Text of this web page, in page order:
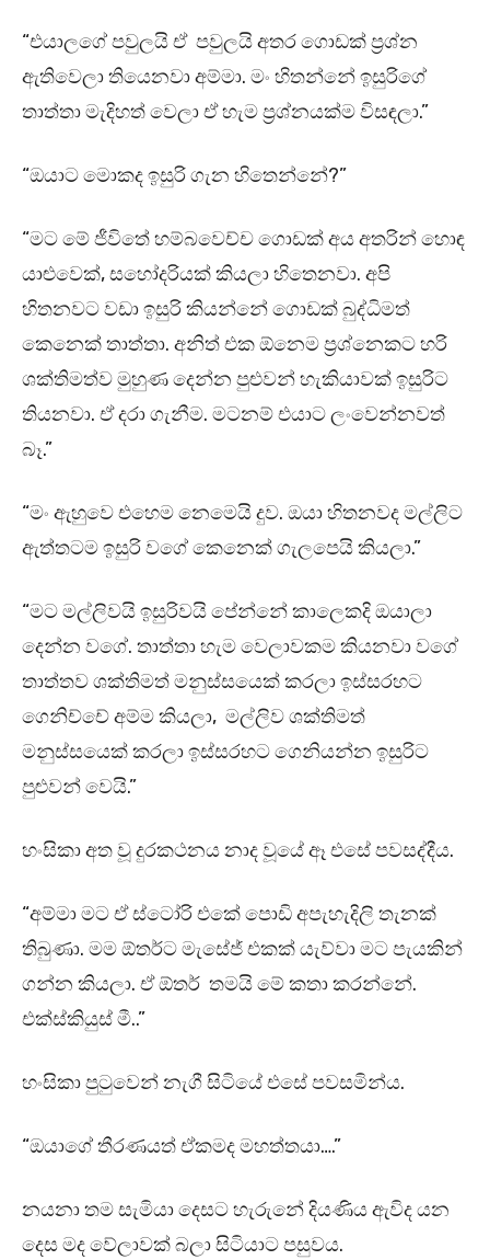
“එයාලගේ පවුලයි ඒ පවුලයි අතර ගොඩක් ප්‍රශ්න
ඇතිවෙලා තියෙනවා අම්මා. මං හිතන්නේ ඉසුරිගේ
තාත්තා මැදිහත් වෙලා ඒ හැම ප්‍රශ්නයක්ම විසඳලා.”
“ඔයාට මොකද ඉසුරි ගැන හිතෙන්නේ?”
“මට මේ ජීවිතේ හම්බවෙච්ච ගොඩක් අය අතරින් හොඳ
යාළුවෙක්, සහෝදරියක් කියලා හිතෙනවා. අපි
හිතනවට වඩා ඉසුරි කියන්නේ ගොඩක් බුද්ධිමත්
කෙනෙක් තාත්තා. අනිත් එක ඕනෙම ප්‍රශ්නෙකට හරි
ශක්තිමත්ව මුහුණ දෙන්න පුළුවන් හැකියාවක් ඉසුරිට
තියනවා. ඒ දරා ගැනීම. මටනම් එයාට ලංවෙන්නවත්
බෑ.”
“මං ඇහුවෙ එහෙම නෙමෙයි දුව. ඔයා හිතනවද මල්ලිට
ඇත්තටම ඉසුරි වගේ කෙනෙක් ගැලපෙයි කියලා.”
“මට මල්ලිවයි ඉසුරිවයි පේන්නේ කාලෙකදි ඔයාලා
දෙන්න වගේ. තාත්තා හැම වෙලාවකම කියනවා වගේ
තාත්තව ශක්තිමත් මනුස්සයෙක් කරලා ඉස්සරහට
ගෙනිච්චේ අම්ම කියලා, මල්ලිව ශක්තිමත්
මනුස්සයෙක් කරලා ඉස්සරහට ගෙනියන්න ඉසුරිට
පුළුවන් වෙයි.”
හංසිකා අත වූ දුරකථනය නාද වූයේ ඈ එසේ පවසද්දීය.
“අම්මා මට ඒ ස්ටෝරි එකේ පොඩි අපැහැදිලි තැනක්
තිබුණා. මම ඕතර්ට මැසේජ් එකක් යැව්වා මට පැයකින්
ගන්න කියලා. ඒ ඕතර් තමයි මේ කතා කරන්නේ.
එක්ස්කියුස් මී..”
හංසිකා පුටුවෙන් නැගී සිටියේ එසේ පවසමින්ය.
“ඔයාගේ තීරණයත් ඒකමද මහත්තයා….”
නයනා තම සැමියා දෙසට හැරුනේ දියණිය ඇවිද යන
දෙස මද වේලාවක් බලා සිටියාට පසුවය.